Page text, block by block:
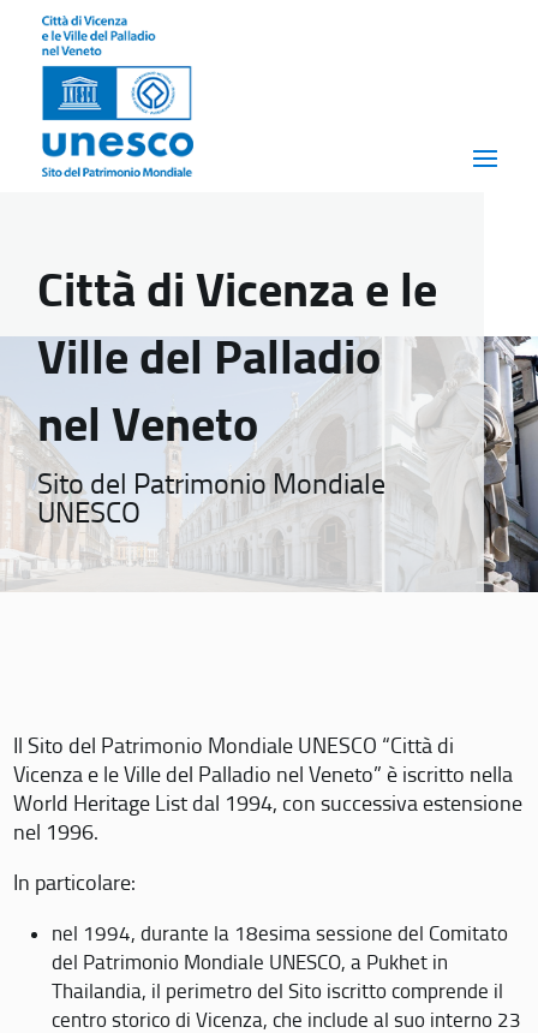
Città di Vicenza e le
Ville del Palladio
nel Veneto
Sito del Patrimonio Mondiale
UNESCO
Il Sito del Patrimonio Mondiale UNESCO “Città di
Vicenza e le Ville del Palladio nel Veneto” è iscritto nella
World Heritage List dal 1994, con successiva estensione
nel 1996.
In particolare:
nel 1994, durante la 18esima sessione del Comitato
del Patrimonio Mondiale UNESCO, a Pukhet in
Thailandia, il perimetro del Sito iscritto comprende il
centro storico di Vicenza, che include al suo interno 23